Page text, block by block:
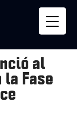
al
la Fase